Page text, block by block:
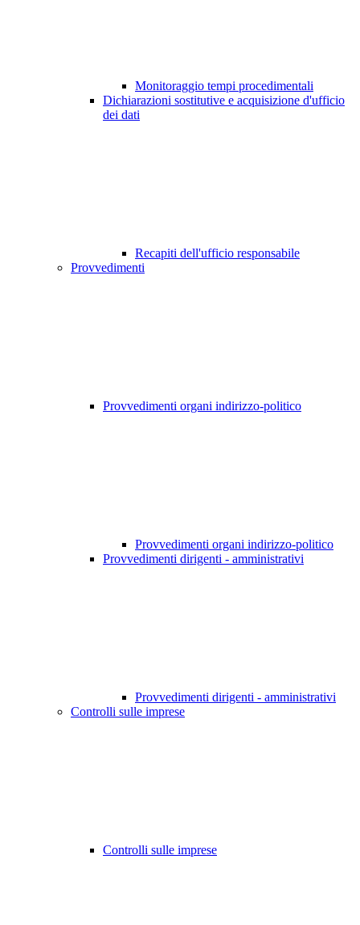
Monitoraggio tempi procedimentali
Dichiarazioni sostitutive e acquisizione d'ufficio
dei dati
Recapiti dell'ufficio responsabile
Provvedimenti
Provvedimenti organi indirizzo-politico
Provvedimenti organi indirizzo-politico
Provvedimenti dirigenti - amministrativi
Provvedimenti dirigenti - amministrativi
Controlli sulle imprese
Controlli sulle imprese